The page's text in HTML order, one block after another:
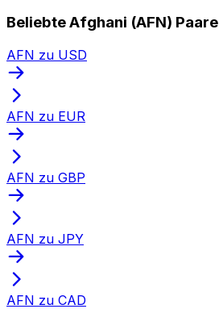
Beliebte Afghani (AFN) Paare
AFN zu USD
AFN zu EUR
AFN zu GBP
AFN zu JPY
AFN zu CAD